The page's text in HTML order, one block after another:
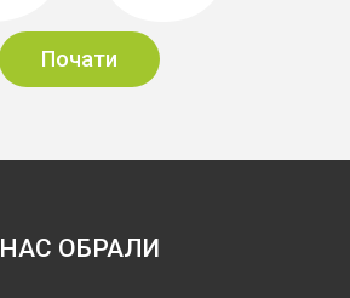
Почати
НАС ОБРАЛИ